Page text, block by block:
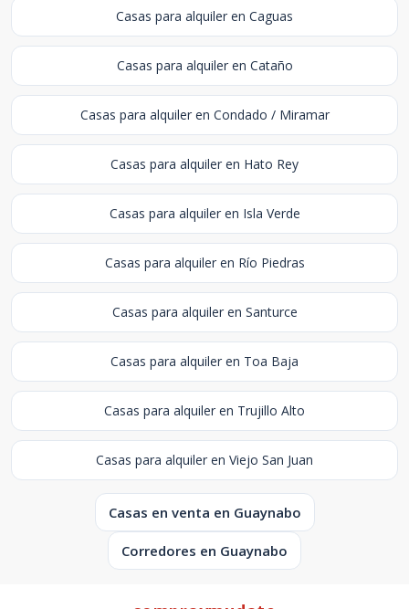
Casas para alquiler en Caguas
Casas para alquiler en Cataño
Casas para alquiler en Condado / Miramar
Casas para alquiler en Hato Rey
Casas para alquiler en Isla Verde
Casas para alquiler en Río Piedras
Casas para alquiler en Santurce
Casas para alquiler en Toa Baja
Casas para alquiler en Trujillo Alto
Casas para alquiler en Viejo San Juan
Casas en venta en Guaynabo
Corredores en Guaynabo